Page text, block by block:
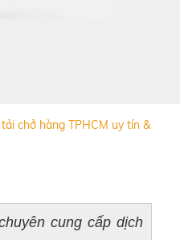
chở hàng TPHCM uy tín &
cung cấp dịch